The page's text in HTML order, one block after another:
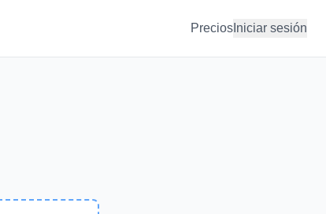
Precios Iniciar sesión